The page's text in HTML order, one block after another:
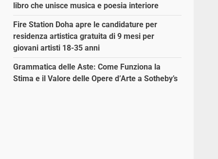
libro che unisce musica e poesia interiore
Fire Station Doha apre le candidature per
residenza artistica gratuita di 9 mesi per
giovani artisti 18-35 anni
Grammatica delle Aste: Come Funziona la
Stima e il Valore delle Opere d’Arte a Sotheby’s